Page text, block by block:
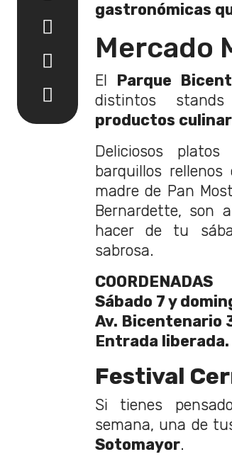
gastronómicas
Mercado
El Parque
distintos
productos
Deliciosos
barquillos
madre de Pan
Bernardette, son
hacer de tu
sabrosa.
COORDENADAS
Sábado 7 y
Av. Bicentenario
Entrada liberada.
Festival
Si tienes
semana, una de
Sotomayor.